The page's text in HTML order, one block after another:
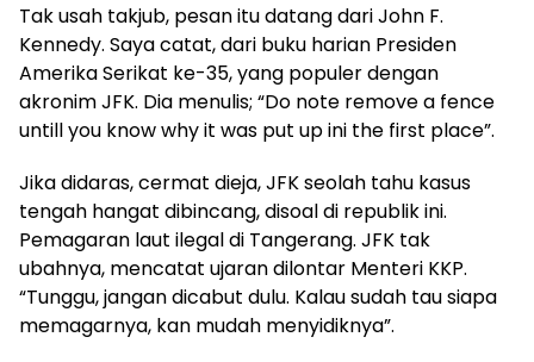
Tak usah takjub, pesan itu datang dari John F.
Kennedy. Saya catat, dari buku harian Presiden
Amerika Serikat ke-35, yang populer dengan
akronim JFK. Dia menulis; “Do note remove a fence
untill you know why it was put up ini the first place”.
Jika didaras, cermat dieja, JFK seolah tahu kasus
tengah hangat dibincang, disoal di republik ini.
Pemagaran laut ilegal di Tangerang. JFK tak
ubahnya, mencatat ujaran dilontar Menteri KKP.
“Tunggu, jangan dicabut dulu. Kalau sudah tau siapa
memagarnya, kan mudah menyidiknya”.